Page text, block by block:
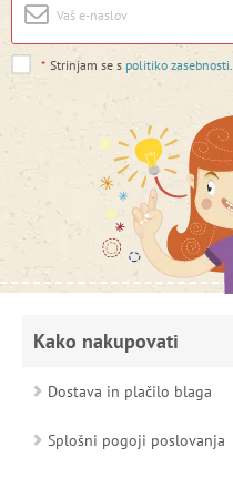
* Strinjam se s politiko zasebnosti.
Kako nakupovati
Dostava in plačilo blaga
Splošni pogoji poslovanja